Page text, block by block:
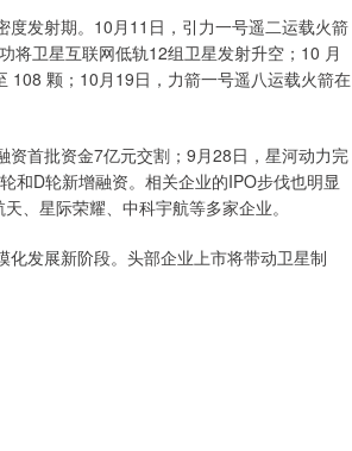
发射期。10月11日，引力一号遥二运载火箭
将卫星互联网低轨12组卫星发射升空；10 月
108 颗；10月19日，力箭一号遥八运载火箭在
首批资金7亿元交割；9月28日，星河动力完
和D轮新增融资。相关企业的IPO步伐也明显
、星际荣耀、中科宇航等多家企业。
发展新阶段。头部企业上市将带动卫星制